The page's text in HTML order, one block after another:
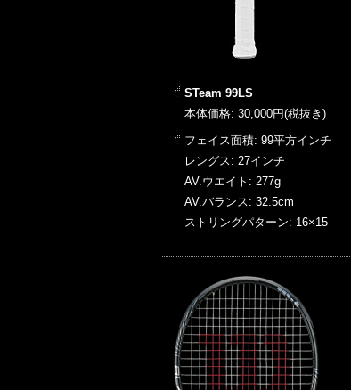
STeam 99LS
本体価格: 30,000円(税抜き)
フェイス面積: 99平方インチ
レングス: 27インチ
AV.ウエイト: 277g
AV.バランス: 32.5cm
ストリングパターン: 16×15